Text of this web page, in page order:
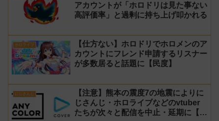
アカウントが「ホロドリは見た事ない
高評価率」と過剰に持ち上げ叩かれる
ホロライブ
【仕方ない】ホロドリでホロメンのア
カウントにフレンド申請するリスナー
が多数居ると話題に【民度】
にじさんじ
【注意】熊本の震度7の地震によりに
じさんじ・ホロライブなどのvtuber
たちが次々と配信を中止・延期に【不